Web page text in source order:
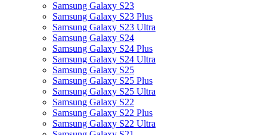
Samsung Galaxy S23
Samsung Galaxy S23 Plus
Samsung Galaxy S23 Ultra
Samsung Galaxy S24
Samsung Galaxy S24 Plus
Samsung Galaxy S24 Ultra
Samsung Galaxy S25
Samsung Galaxy S25 Plus
Samsung Galaxy S25 Ultra
Samsung Galaxy S22
Samsung Galaxy S22 Plus
Samsung Galaxy S22 Ultra